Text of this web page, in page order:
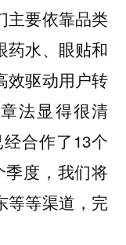
主要依靠品类
药水、眼贴和
效驱动用户转
法显得很清
合作了13个
度，我们将
等等渠道，完